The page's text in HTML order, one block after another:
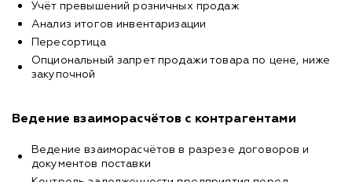
Учёт превышений розничных продаж
Анализ итогов инвентаризации
Пересортица
Опциональный запрет продажи товара по цене, ниже
закупочной
Ведение взаиморасчётов с контрагентами
Ведение взаиморасчётов в разрезе договоров и
документов поставки